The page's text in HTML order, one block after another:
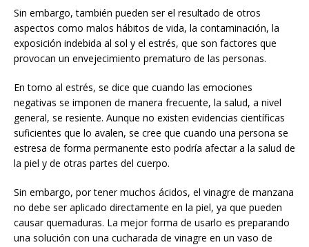
Sin embargo, también pueden ser el resultado de otros
aspectos como malos hábitos de vida, la contaminación, la
exposición indebida al sol y el estrés, que son factores que
provocan un envejecimiento prematuro de las personas.
En torno al estrés, se dice que cuando las emociones
negativas se imponen de manera frecuente, la salud, a nivel
general, se resiente. Aunque no existen evidencias científicas
suficientes que lo avalen, se cree que cuando una persona se
estresa de forma permanente esto podría afectar a la salud de
la piel y de otras partes del cuerpo.
Sin embargo, por tener muchos ácidos, el vinagre de manzana
no debe ser aplicado directamente en la piel, ya que pueden
causar quemaduras. La mejor forma de usarlo es preparando
una solución con una cucharada de vinagre en un vaso de